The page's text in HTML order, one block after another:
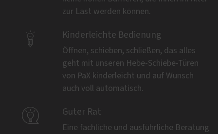
zur Last werden können.
 Kinderleichte Bedienung
Öffnen, schieben, schließen, das alles
geht mit unseren Hebe-Schiebe-Türen
von PaX kinderleicht und auf Wunsch
auch voll automatisch.
 Guter Rat
Eine fachliche und ausführliche Beratung